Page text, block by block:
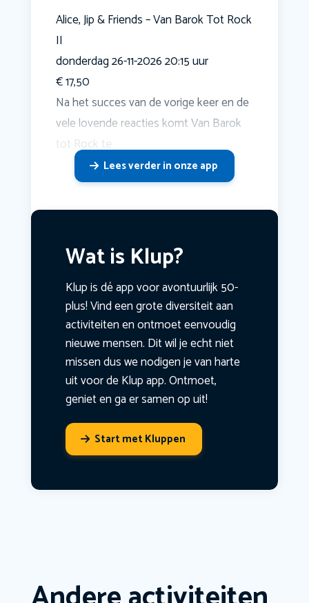
Alice, Jip & Friends – Van Barok Tot Rock
II
donderdag 26-11-2026 20:15 uur
€ 17,50
Na het succes van de vorige keer en de
vele lovende reacties komt Van Barok
tot Rock te
Lees verder in onze app
Wat is Klup?
Klup is dé app voor avontuurlijk 50-
plus! Vind een grote diversiteit aan
activiteiten en ontmoet eenvoudig
nieuwe mensen. Dit wil je echt niet
missen dus we nodigen je van harte
uit voor de Klup app. Ontmoet,
geniet en ga er samen op uit!
Start met Kluppen